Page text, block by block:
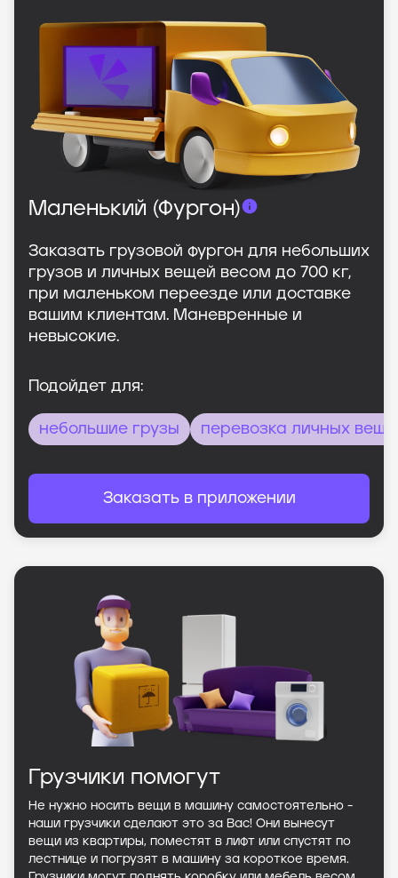
Маленький (Фургон)
Заказать грузовой фургон для небольших
грузов и личных вещей весом до 700 кг,
при маленьком переезде или доставке
вашим клиентам. Маневренные и
невысокие.
Подойдет для:
небольшие грузы перевозка личных
Заказать в приложении
Грузчики помогут
Не нужно носить вещи в машину самостоятельно -
наши грузчики сделают это за Вас! Они вынесут
вещи из квартиры, поместят в лифт или спустят по
лестнице и погрузят в машину за короткое время.